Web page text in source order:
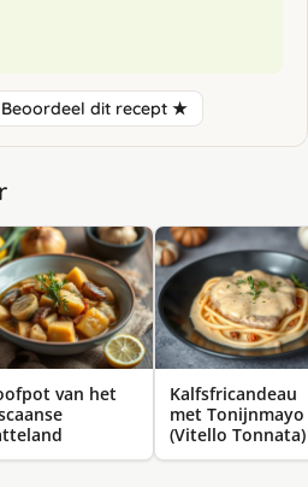
Beoordeel dit recept ★
van het
Kalfsfricandeau
met Tonijnmayo
(Vitello Tonnata)